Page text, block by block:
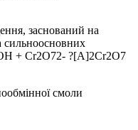
заснований на
сильноосновних
+ Cr2O72- ?[А]2Cr2O7
смоли